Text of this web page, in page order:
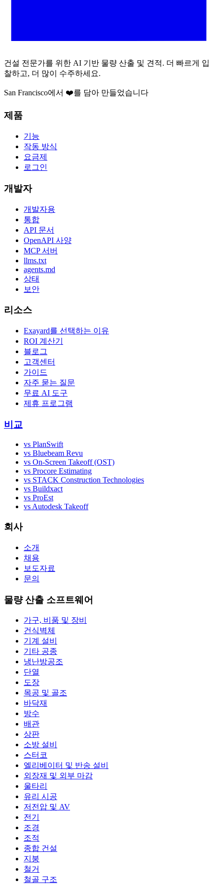
건설 전문가를 위한 AI 기반 물량 산출 및 견적. 더 빠르게 입
찰하고, 더 많이 수주하세요.
San Francisco에서 ❤️를 담아 만들었습니다
제품
기능
작동 방식
요금제
로그인
개발자
개발자용
통합
API 문서
OpenAPI 사양
MCP 서버
llms.txt
agents.md
상태
보안
리소스
Exayard를 선택하는 이유
ROI 계산기
블로그
고객센터
가이드
자주 묻는 질문
무료 AI 도구
제휴 프로그램
비교
vs PlanSwift
vs Bluebeam Revu
vs On-Screen Takeoff (OST)
vs Procore Estimating
vs STACK Construction Technologies
vs Buildxact
vs ProEst
vs Autodesk Takeoff
회사
소개
채용
보도자료
문의
물량 산출 소프트웨어
가구, 비품 및 장비
건식벽체
기계 설비
기타 공종
냉난방공조
단열
도장
목공 및 골조
바닥재
방수
배관
상판
소방 설비
스터코
엘리베이터 및 반송 설비
외장재 및 외부 마감
울타리
유리 시공
저전압 및 AV
전기
조경
조적
종합 건설
지붕
철거
철골 구조